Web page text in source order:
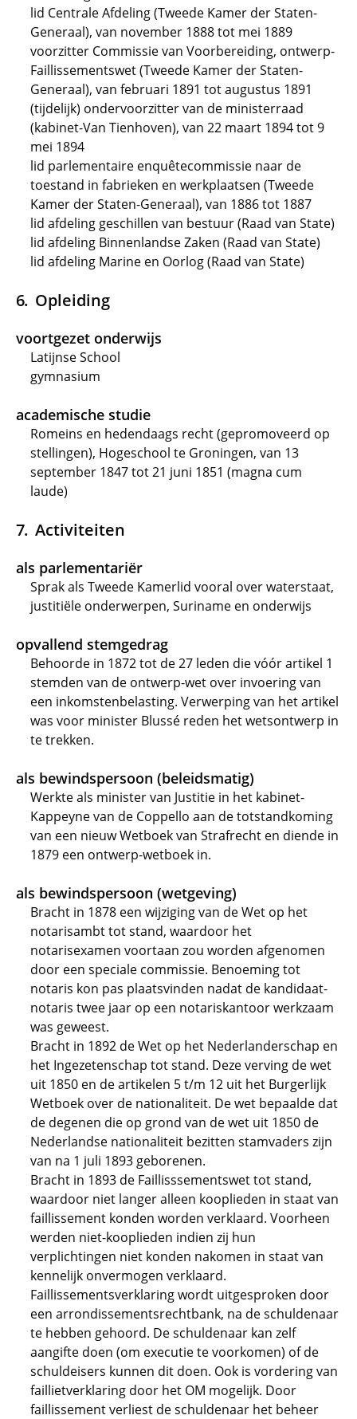
lid Centrale Afdeling (Tweede Kamer der Staten-
Generaal), van november 1888 tot mei 1889
voorzitter Commissie van Voorbereiding, ontwerp-
Faillissementswet (Tweede Kamer der Staten-
Generaal), van februari 1891 tot augustus 1891
(tijdelijk) ondervoorzitter van de ministerraad
(kabinet-Van Tienhoven), van 22 maart 1894 tot 9
mei 1894
lid parlementaire enquêtecommissie naar de
toestand in fabrieken en werkplaatsen (Tweede
Kamer der Staten-Generaal), van 1886 tot 1887
lid afdeling geschillen van bestuur (Raad van State)
lid afdeling Binnenlandse Zaken (Raad van State)
lid afdeling Marine en Oorlog (Raad van State)
Opleiding
voortgezet onderwijs
Latijnse School
gymnasium
academische studie
Romeins en hedendaags recht (gepromoveerd op
stellingen), Hogeschool te Groningen, van 13
september 1847 tot 21 juni 1851 (magna cum
laude)
Activiteiten
als parlementariër
Sprak als Tweede Kamerlid vooral over waterstaat,
justitiële onderwerpen, Suriname en onderwijs
opvallend stemgedrag
Behoorde in 1872 tot de 27 leden die vóór artikel 1
stemden van de ontwerp-wet over invoering van
een inkomstenbelasting. Verwerping van het artikel
was voor minister Blussé reden het wetsontwerp in
te trekken.
als bewindspersoon (beleidsmatig)
Werkte als minister van Justitie in het kabinet-
Kappeyne van de Coppello aan de totstandkoming
van een nieuw Wetboek van Strafrecht en diende in
1879 een ontwerp-wetboek in.
als bewindspersoon (wetgeving)
Bracht in 1878 een wijziging van de Wet op het
notarisambt tot stand, waardoor het
notarisexamen voortaan zou worden afgenomen
door een speciale commissie. Benoeming tot
notaris kon pas plaatsvinden nadat de kandidaat-
notaris twee jaar op een notariskantoor werkzaam
was geweest.
Bracht in 1892 de Wet op het Nederlanderschap en
het Ingezetenschap tot stand. Deze verving de wet
uit 1850 en de artikelen 5 t/m 12 uit het Burgerlijk
Wetboek over de nationaliteit. De wet bepaalde dat
de degenen die op grond van de wet uit 1850 de
Nederlandse nationaliteit bezitten stamvaders zijn
van na 1 juli 1893 geborenen.
Bracht in 1893 de Faillisssementswet tot stand,
waardoor niet langer alleen kooplieden in staat van
faillissement konden worden verklaard. Voorheen
werden niet-kooplieden indien zij hun
verplichtingen niet konden nakomen in staat van
kennelijk onvermogen verklaard.
Faillissementsverklaring wordt uitgesproken door
een arrondissementsrechtbank, na de schuldenaar
te hebben gehoord. De schuldenaar kan zelf
aangifte doen (om executie te voorkomen) of de
schuldeisers kunnen dit doen. Ook is vordering van
faillietverklaring door het OM mogelijk. Door
faillissement verliest de schuldenaar het beheer